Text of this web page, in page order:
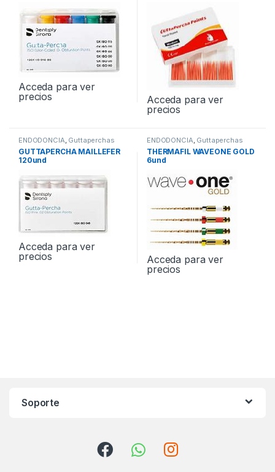
Acceda para ver
precios
Acceda para ver
precios
ENDODONCIA, Guttaperchas
GUTTAPERCHA MAILLEFER
120und
Acceda para ver
precios
ENDODONCIA, Guttaperchas
THERMAFIL WAVEONE GOLD
6und
Acceda para ver
precios
Soporte